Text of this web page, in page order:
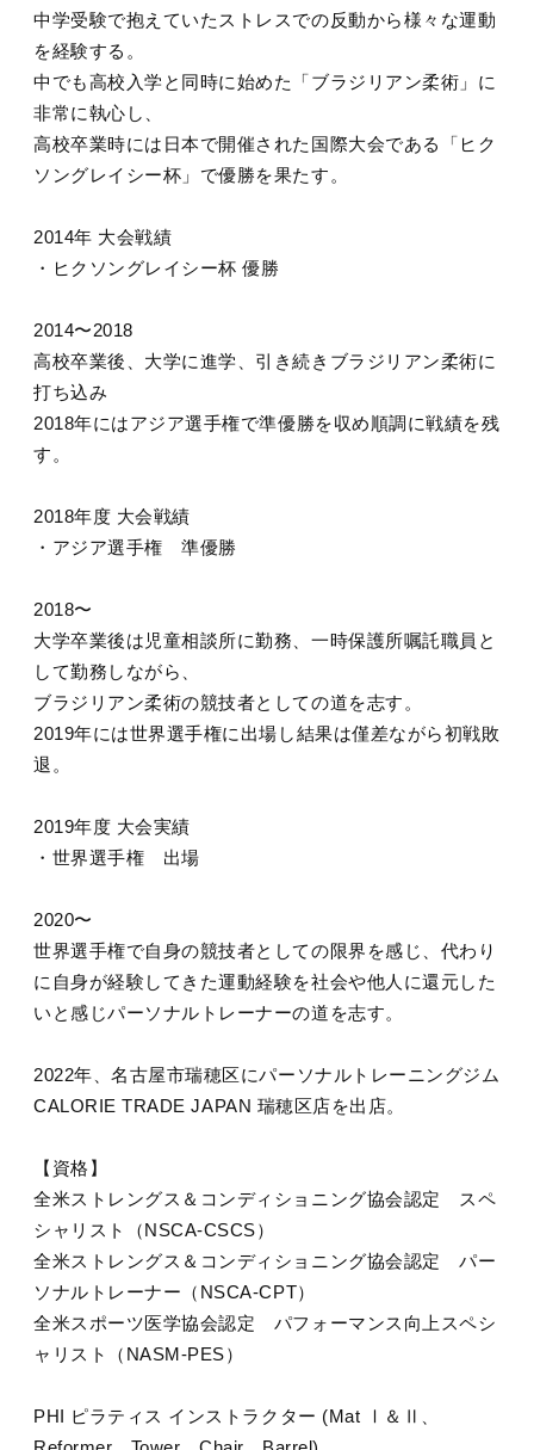
中学受験で抱えていたストレスでの反動から様々な運動
を経験する。
中でも高校入学と同時に始めた「ブラジリアン柔術」に
非常に執心し、
高校卒業時には日本で開催された国際大会である「ヒク
ソングレイシー杯」で優勝を果たす。
2014年 大会戦績
・ヒクソングレイシー杯 優勝
2014〜2018
高校卒業後、大学に進学、引き続きブラジリアン柔術に
打ち込み
2018年にはアジア選手権で準優勝を収め順調に戦績を残
す。
2018年度 大会戦績
・アジア選手権 準優勝
2018〜
大学卒業後は児童相談所に勤務、一時保護所嘱託職員と
して勤務しながら、
ブラジリアン柔術の競技者としての道を志す。
2019年には世界選手権に出場し結果は僅差ながら初戦敗
退。
2019年度 大会実績
・世界選手権 出場
2020〜
世界選手権で自身の競技者としての限界を感じ、代わり
に自身が経験してきた運動経験を社会や他人に還元した
いと感じパーソナルトレーナーの道を志す。
2022年、名古屋市瑞穂区にパーソナルトレーニングジム
CALORIE TRADE JAPAN 瑞穂区店を出店。
【資格】
全米ストレングス＆コンディショニング協会認定 スペ
シャリスト（NSCA-CSCS）
全米ストレングス＆コンディショニング協会認定 パー
ソナルトレーナー（NSCA-CPT）
全米スポーツ医学協会認定 パフォーマンス向上スペシ
ャリスト（NASM-PES）
PHI ピラティス インストラクター (Mat Ⅰ＆Ⅱ、